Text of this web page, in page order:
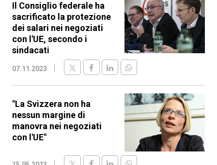
Il Consiglio federale ha
sacrificato la protezione
dei salari nei negoziati
con l'UE, secondo i
sindacati
07.11.2023
"La Svizzera non ha
nessun margine di
manovra nei negoziati
con l'UE"